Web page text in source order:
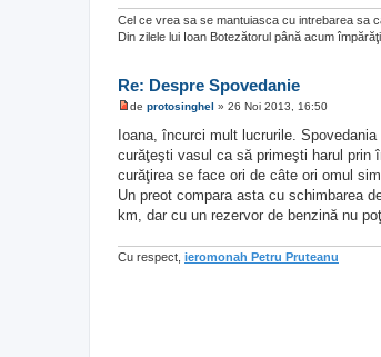
i
t
i
Cel ce vrea sa se mantuiasca cu intrebarea sa
Din zilele lui Ioan Botezătorul până acum
Re: Despre Spovedanie
s
a
n
e
i
i
t
de protosinghel » 26 Noi 2013, 16:50
Ioana, încurci mult lucrurile.
curăţeşti vasul ca să primeşti harul prin
curăţirea se face ori de câte ori omul
Un preot compara asta cu schimbarea
km, dar cu un rezervor de benzină nu
Cu respect, ieromonah Petru Pruteanu